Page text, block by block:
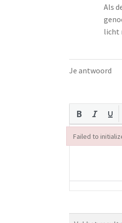
Als
licht
Je antwoord
Failed to
Failed to